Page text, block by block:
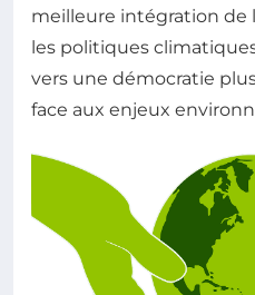
meilleure intégration de
les politiques
vers une démocratie
face aux enjeux